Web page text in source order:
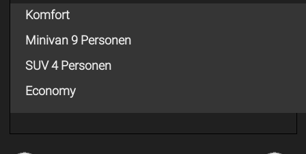
Komfort
Minivan 9 Personen
SUV 4 Personen
Economy